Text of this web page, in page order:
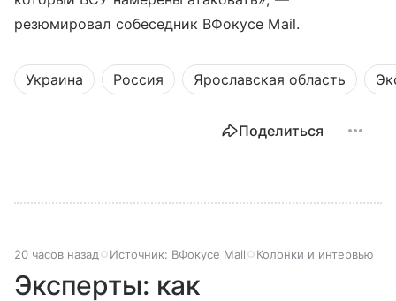
резюмировал собеседник ВФокусе Mail.
Украина Россия Ярославская область
Поделиться
20 часов назад Источник: ВФокусе Mail Колонки и интервью
Эксперты: как